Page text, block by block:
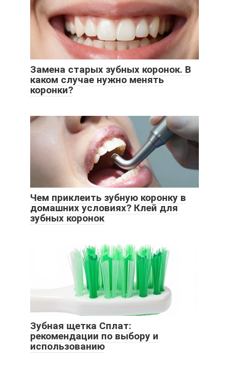
Замена старых зубных коронок. В
каком случае нужно менять
коронки?
Чем приклеить зубную коронку в
домашних условиях? Клей для
зубных коронок
Зубная щетка Сплат:
рекомендации по выбору и
использованию